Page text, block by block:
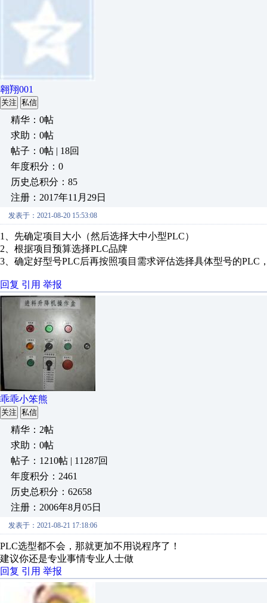
翱翔001
关注 私信
精华：0帖
求助：0帖
帖子：0帖 | 18回
年度积分：0
历史总积分：85
注册：2017年11月29日
发表于：2021-08-20 15:53:08
1、先确定项目大小（然后选择大中小型PLC）
2、根据项目预算选择PLC品牌
3、确定好型号PLC后再按照项目需求评估选择具体型号的
回复 引用 举报
乖乖小笨熊
关注 私信
精华：2帖
求助：0帖
帖子：1210帖 | 11287回
年度积分：2461
历史总积分：62658
注册：2006年8月05日
发表于：2021-08-21 17:18:06
PLC选型都不会，那就更加不用说程序了！
建议你还是专业事情专业人士做
回复 引用 举报